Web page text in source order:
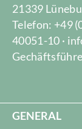
21339
Telefon: +49
40051-10 ·
GENERAL